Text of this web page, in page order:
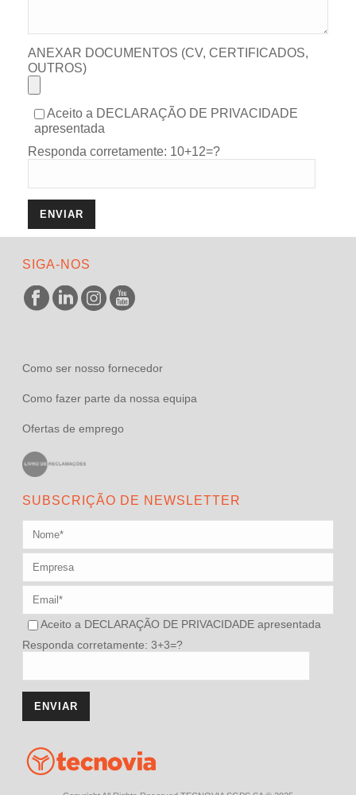
ANEXAR DOCUMENTOS (CV, CERTIFICADOS,
OUTROS)
Aceito a DECLARAÇÃO DE PRIVACIDADE
apresentada
Responda corretamente: 10+12=?
SIGA-NOS
Como ser nosso fornecedor
Como fazer parte da nossa equipa
Ofertas de emprego
SUBSCRIÇÃO DE NEWSLETTER
Aceito a DECLARAÇÃO DE PRIVACIDADE apresentada
Responda corretamente: 3+3=?